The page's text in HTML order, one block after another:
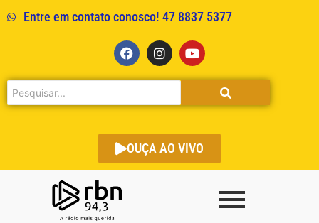
Entre em contato conosco! 47 8837 5377
OUÇA AO VIVO